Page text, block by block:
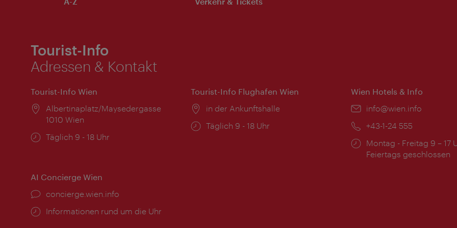
Tourist-Info
Adressen & Kontakt
Tourist-Info Wien
Ort:
Albertinaplatz/Maysedergasse
1010 Wien
Öffnungszeiten:
Täglich 9 - 18 Uhr
Tourist-Info Flughafen Wien
Ort:
in der Ankunftshalle
Öffnungszeiten:
Täglich 9 - 18 Uhr
Wien Hotels & Info
Email:
info@wien.info
Telefon:
+43-1-24 555
Öffnungszeiten:
Montag - Freitag 9 – 17
Feiertags geschlossen
AI Concierge Wien
Ort:
concierge.wien.info
Öffnungszeiten:
Informationen rund um die Uhr